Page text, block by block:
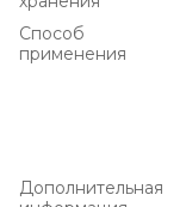
Способ
применения
Дополнительная